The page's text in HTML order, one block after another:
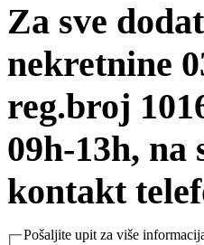
Za sve
nekretnine
reg.broj
09h-13h,
kontakt
Pošaljite upit za više